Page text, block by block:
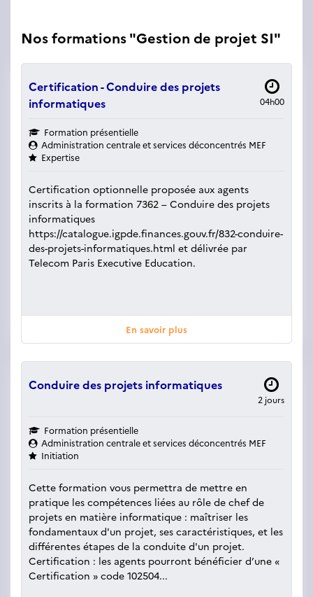
Nos formations "Gestion de projet SI"
04h00
Certification - Conduire des projets
informatiques
Formation présentielle
Administration centrale et services déconcentrés MEF
Expertise
Certification optionnelle proposée aux agents
inscrits à la formation 7362 – Conduire des projets
informatiques
https://catalogue.igpde.finances.gouv.fr/832-conduire-
des-projets-informatiques.html et délivrée par
Telecom Paris Executive Education.
En savoir plus
2 jours
Conduire des projets informatiques
Formation présentielle
Administration centrale et services déconcentrés MEF
Initiation
Cette formation vous permettra de mettre en
pratique les compétences liées au rôle de chef de
projets en matière informatique : maîtriser les
fondamentaux d'un projet, ses caractéristiques, et les
différentes étapes de la conduite d'un projet.
Certification : les agents pourront bénéficier d’une «
Certification » code 102504...